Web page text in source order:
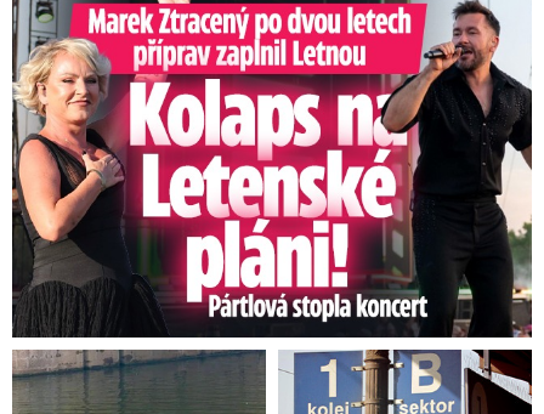
Marek Ztracený na Letné: Pártlová stopla koncert